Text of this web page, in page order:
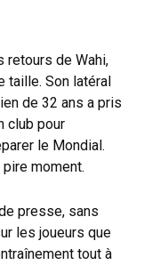
retours de Wahi,
taille. Son latéral
de 32 ans a pris
club pour
le Mondial.
moment.
presse, sans
les joueurs que
tout à